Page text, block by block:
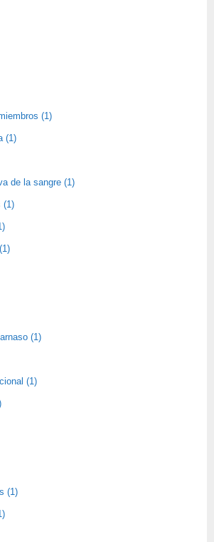
(1)
(1)
de la sangre (1)
(1)
(1)
(1)
(1)